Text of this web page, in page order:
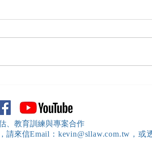
年勞動基準課
課程講師
、教育訓練與專案合作
，請來信Email：kevin@sllaw.com.tw，